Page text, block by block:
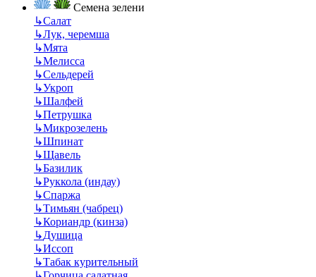
Семена зелени
↳Салат
↳Лук, черемша
↳Мята
↳Мелисса
↳Сельдерей
↳Укроп
↳Шалфей
↳Петрушка
↳Микрозелень
↳Шпинат
↳Щавель
↳Базилик
↳Руккола (индау)
↳Спаржа
↳Тимьян (чабрец)
↳Кориандр (кинза)
↳Душица
↳Иссоп
↳Табак курительный